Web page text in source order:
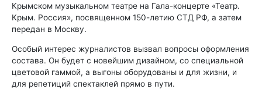
Крымском музыкальном театре на Гала-концерте «Театр.
Крым. Россия», посвященном 150-летию СТД РФ, а затем
передан в Москву.
Особый интерес журналистов вызвал вопросы оформления
состава. Он будет с новейшим дизайном, со специальной
цветовой гаммой, а выгоны оборудованы и для жизни, и
для репетиций спектаклей прямо в пути.